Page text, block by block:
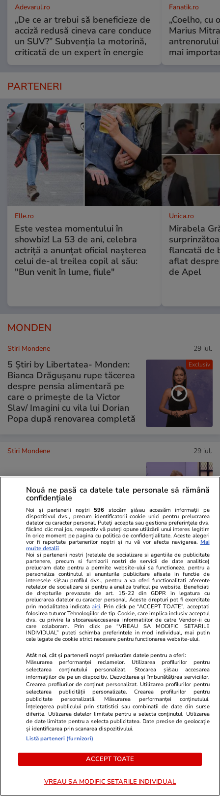
Adevarul.ro
„De ce ar trebui să beneficieze de
acciză redusă cineva care conduce
un SUV?” Subvenția la motorină,
criticată de un expert în energie
Fanatik.ro
„Coelho, cu
Marius
antrenorului
mai
PARTENERI
Elle.ro
Este vestea momentului în
showbiz! La 53 de ani, celebra
actriță a anunțat oficial nașterea
celui de-al treilea copil al său:
"Bun venit în lume, fiule"
Unica.ro
Mirabela
flancată de
aflat
de Apel
MONDEN
Exclusiv
Stiri Mondene 29 iul.
5 Știri by Libertatea- Monden:
Bianca Drăgușanu rupe tăcerea
despre pensia alimentară pe
care o primește de la Victor
Slav/ Imagini cu vila lui Dorian
Popa după renovarea completă
Stiri Mondene 29 iul.
ani și e din nou studentă. Ce
facultate va urma vedeta
PARTENERI
ObservatorNews.ro
Coincidența din ziua în care copilul
din Brăila a fost lovit în cap de un
obiect căzut din cer
Tragedia
momentului
noastră și-
din șoc! Ce
crunt
Nouă ne pasă ca datele tale personale să rămână
confidențiale
Noi și partenerii noștri 596 stocăm și/sau accesăm informații pe
dispozitivul dvs., precum identificatorii cookie unici pentru prelucrarea
datelor cu caracter personal. Puteți accepta sau gestiona preferințele dvs.
făcând clic mai jos, respectiv vă puteți opune utilizării unui interes legitim
în orice moment pe pagina cu politica de confidențialitate. Aceste alegeri
vor fi raportate partenerilor noștri și nu vă vor afecta navigarea. Mai
multe detalii
Noi si partenerii nostri (retelele de socializare si agentiile de publicitate
partenere, precum si furnizorii nostri de servicii de date analitice)
prelucram date pentru a permite website-ului sa functioneze, pentru a
personaliza continutul si anunturile publicitare afisate in functie de
interesele si/sau profilul dvs., pentru a va oferi functionalitati aferente
retelelor de socializare si pentru a analiza traficul pe website. Beneficiati
de drepturile prevazute de art. 15-22 din GDPR in legatura cu
prelucrarea datelor cu caracter personal. Aceste drepturi pot fi exercitate
prin modalitatea indicataaici. Prin click pe “ACCEPT TOATE”, acceptati
folosirea tuturor Tehnologiilor de tip Cookie, care implica inclusiv acceptul
dvs. cu privire la stocarea/accesarea informatiilor de catre Vendor-ii cu
care colaboram. Prin click pe “VREAU SA MODIFIC SETARILE
INDIVIDUAL” puteti schimba preferintele in mod individual, mai putin
cele legate de cookie strict necesare pentru functionarea website-ului.
Atât noi, cât și partenerii noștri prelucrăm datele pentru a oferi:
Măsurarea performanței reclamelor. Utilizarea profilurilor pentru
selectarea conținutului personalizat. Stocarea și/sau accesarea
informațiilor de pe un dispozitiv. Dezvoltarea și îmbunătățirea serviciilor.
Crearea profilurilor de conținut personalizat. Utilizarea profilurilor pentru
selectarea publicității personalizate. Crearea profilurilor pentru
publicitate personalizată. Măsurarea performanței conținutului.
Înțelegerea publicului prin statistici sau combinații de date din surse
diferite. Utilizarea datelor limitate pentru a selecta conținutul. Utilizarea
de date limitate pentru a selecta publicitatea. Date precise de geolocație
și identificarea prin scanarea dispozitivului.
Listă parteneri (furnizori)
ACCEPT TOATE
VREAU SA MODIFIC SETARILE INDIVIDUAL